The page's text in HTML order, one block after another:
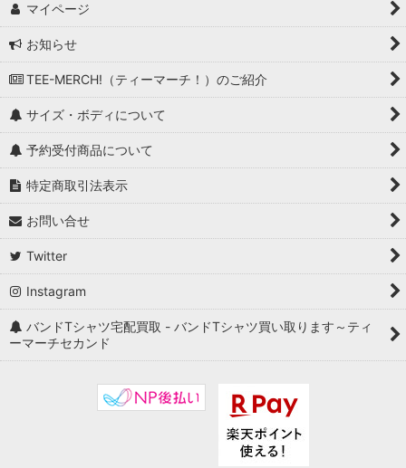
マイページ
お知らせ
TEE-MERCH!（ティーマーチ！）のご紹介
サイズ・ボディについて
予約受付商品について
特定商取引法表示
お問い合せ
Twitter
Instagram
バンドTシャツ宅配買取 - バンドTシャツ買い取ります～ティ
ーマーチセカンド